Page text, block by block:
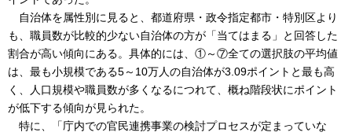
自治体を属性別に見ると、都道府県・政令指定都市・特別区より
も、職員数が比較的少ない自治体の方が「当てはまる」と回答した
割合が高い傾向にある。具体的には、①～⑦全ての選択肢の平均値
は、最も小規模である5～10万人の自治体が3.09ポイントと最も高
く、人口規模や職員数が多くなるにつれて、概ね階段状にポイント
が低下する傾向が見られた。
特に、「庁内での官民連携事業の検討プロセスが定まっていな